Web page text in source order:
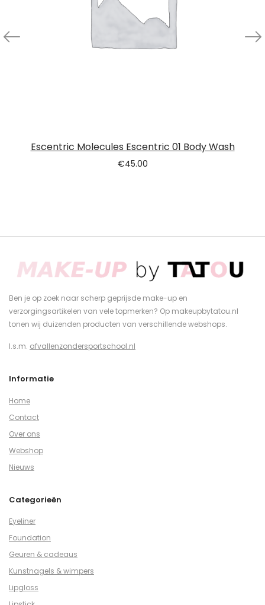
Escentric Molecules Escentric 01 Body Wash
€45.00
Ben je op zoek naar scherp geprijsde make-up en
verzorgingsartikelen van vele topmerken? Op makeupbytatou.nl
tonen wij duizenden producten van verschillende webshops.
I.s.m. afvallenzondersportschool.nl
Informatie
Home
Contact
Over ons
Webshop
Nieuws
Categorieën
Eyeliner
Foundation
Geuren & cadeaus
Kunstnagels & wimpers
Lipgloss